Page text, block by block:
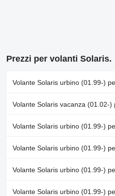
Prezzi per volanti Solaris.
Volante Solaris urbino (01.99-)
Volante Solaris vacanza (01.02-
Volante Solaris urbino (01.99-)
Volante Solaris urbino (01.99-)
Volante Solaris urbino (01.99-)
Volante Solaris urbino (01.99-)